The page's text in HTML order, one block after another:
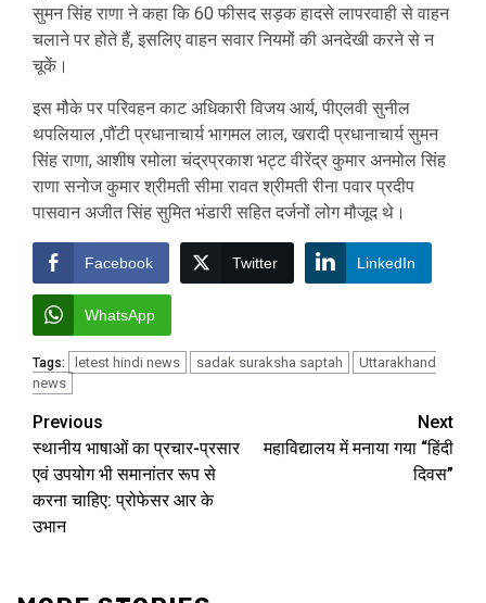
सुमन सिंह राणा ने कहा कि 60 फीसद सड़क हादसे लापरवाही से वाहन
चलाने पर होते हैं, इसलिए वाहन सवार नियमों की अनदेखी करने से न
चूकें।
इस मौके पर परिवहन काट अधिकारी विजय आर्य, पीएलवी सुनील
थपलियाल ,पौंटी प्रधानाचार्य भागमल लाल, खरादी प्रधानाचार्य सुमन
सिंह राणा, आशीष रमोला चंद्रप्रकाश भट्ट वीरेंद्र कुमार अनमोल सिंह
राणा सनोज कुमार श्रीमती सीमा रावत श्रीमती रीना पवार प्रदीप
पासवान अजीत सिंह सुमित भंडारी सहित दर्जनों लोग मौजूद थे।
Facebook Twitter LinkedIn
WhatsApp
Tags: letest hindi news sadak suraksha saptah
Uttarakhand
news
Post
navigation
Previous
स्थानीय भाषाओं का प्रचार-प्रसार
एवं उपयोग भी समानांतर रूप से
करना चाहिए: प्रोफेसर आर के
उभान
Next
महाविद्यालय में मनाया गया “हिंदी
दिवस”